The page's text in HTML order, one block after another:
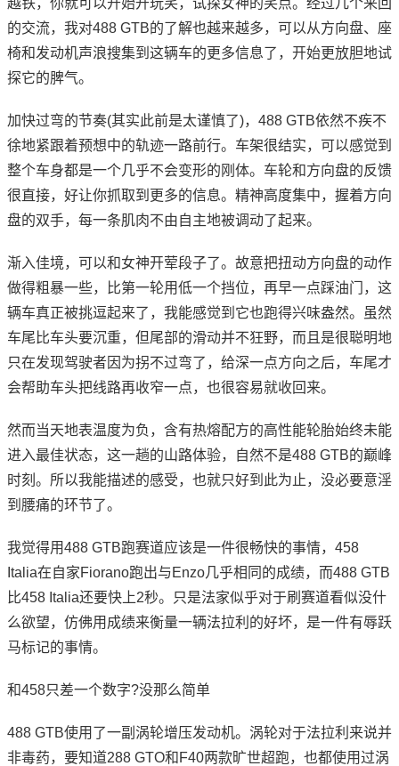
的交流，我对488 GTB的了解也越来越多，可以从方向盘、座
椅和发动机声浪搜集到这辆车的更多信息了，开始更放胆地试
探它的脾气。
加快过弯的节奏(其实此前是太谨慎了)，488 GTB依然不疾不
徐地紧跟着预想中的轨迹一路前行。车架很结实，可以感觉到
整个车身都是一个几乎不会变形的刚体。车轮和方向盘的反馈
很直接，好让你抓取到更多的信息。精神高度集中，握着方向
盘的双手，每一条肌肉不由自主地被调动了起来。
渐入佳境，可以和女神开荤段子了。故意把扭动方向盘的动作
做得粗暴一些，比第一轮用低一个挡位，再早一点踩油门，这
辆车真正被挑逗起来了，我能感觉到它也跑得兴味盎然。虽然
车尾比车头要沉重，但尾部的滑动并不狂野，而且是很聪明地
只在发现驾驶者因为拐不过弯了，给深一点方向之后，车尾才
会帮助车头把线路再收窄一点，也很容易就收回来。
然而当天地表温度为负，含有热熔配方的高性能轮胎始终未能
进入最佳状态，这一趟的山路体验，自然不是488 GTB的巅峰
时刻。所以我能描述的感受，也就只好到此为止，没必要意淫
到腰痛的环节了。
我觉得用488 GTB跑赛道应该是一件很畅快的事情，458
Italia在自家Fiorano跑出与Enzo几乎相同的成绩，而488 GTB
比458 Italia还要快上2秒。只是法家似乎对于刷赛道看似没什
么欲望，仿佛用成绩来衡量一辆法拉利的好坏，是一件有辱跃
马标记的事情。
和458只差一个数字?没那么简单
488 GTB使用了一副涡轮增压发动机。涡轮对于法拉利来说并
非毒药，要知道288 GTO和F40两款旷世超跑，也都使用过涡